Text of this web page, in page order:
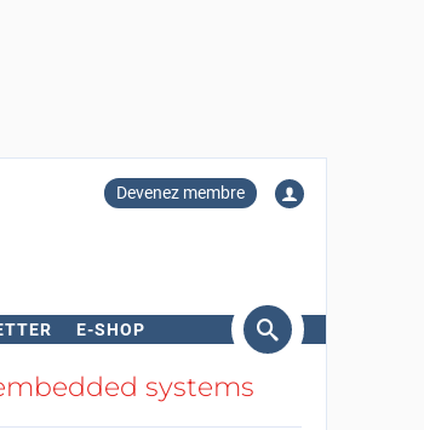
Devenez membre
E-SHOP
systems